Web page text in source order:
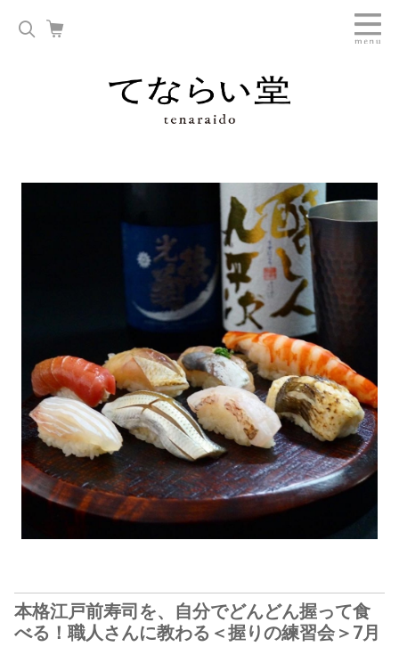
本格江戸前寿司を、自分でどんどん握って食
べる！職人さんに教わる＜握りの練習会＞7月